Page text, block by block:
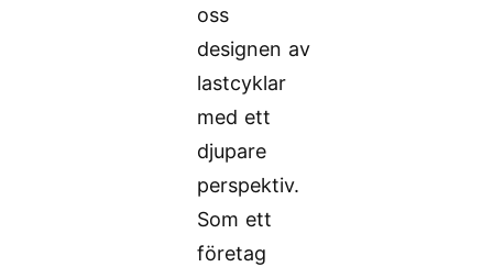
oss
designen av
lastcyklar
med ett
djupare
perspektiv.
Som ett
företag